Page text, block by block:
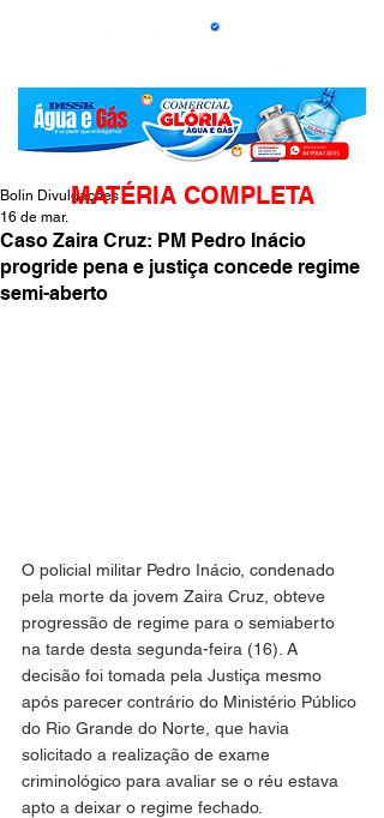
Caso Zaira Cruz: PM Pedro Inácio
progride pena e justiça concede regime
semi-aberto
Bolin Divulgações
16 de mar.
O policial militar Pedro Inácio, condenado
pela morte da jovem Zaira Cruz, obteve
progressão de regime para o semiaberto
na tarde desta segunda-feira (16). A
decisão foi tomada pela Justiça mesmo
após parecer contrário do Ministério Público
do Rio Grande do Norte, que havia
solicitado a realização de exame
criminológico para avaliar se o réu estava
apto a deixar o regime fechado.
MATÉRIA COMPLETA